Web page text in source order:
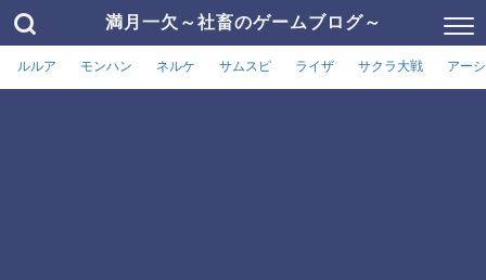
満月一欠～社畜のゲームブログ～
ルルア モンハン ネルケ サムスピ ライザ サクラ大戦 アー